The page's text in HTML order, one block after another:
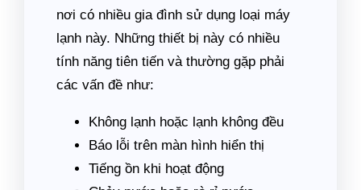
nơi có nhiều gia đình sử dụng loại máy
lạnh này. Những thiết bị này có nhiều
tính năng tiên tiến và thường gặp phải
các vấn đề như:
Không lạnh hoặc lạnh không đều
Báo lỗi trên màn hình hiển thị
Tiếng ồn khi hoạt động